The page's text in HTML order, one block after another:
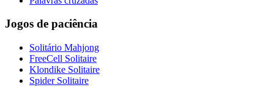
Jogos de paciência
Solitário Mahjong
FreeCell Solitaire
Klondike Solitaire
Spider Solitaire